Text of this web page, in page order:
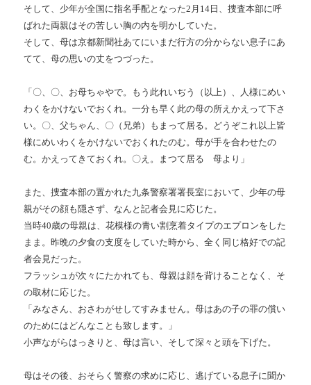
そして、少年が全国に指名手配となった2月14日、捜査本部に呼
ばれた両親はその苦しい胸の内を明かしていた。
そして、母は京都新聞社あてにいまだ行方の分からない息子にあ
てて、母の思いの丈をつづった。
「〇、〇、お母ちゃやで。もう此れいぢう（以上）、人様にめい
わくをかけないでおくれ。一分も早く此の母の所えかえって下さ
い。〇、父ちゃん、〇（兄弟）もまって居る。どうぞこれ以上皆
様にめいわくをかけないでおくれたのむ。母が手を合わせたの
む。かえってきておくれ。〇え。まつて居る 母より」
また、捜査本部の置かれた九条警察署署長室において、少年の母
親がその顔も隠さず、なんと記者会見に応じた。
当時40歳の母親は、花模様の青い割烹着タイプのエプロンをした
まま。昨晩の夕食の支度をしていた時から、全く同じ格好での記
者会見だった。
フラッシュが次々にたかれても、母親は顔を背けることなく、そ
の取材に応じた。
「みなさん、おさわがせしてすみません。母はあの子の罪の償い
のためにはどんなことも致します。」
小声ながらはっきりと、母は言い、そして深々と頭を下げた。
母はその後、おそらく警察の求めに応じ、逃げている息子に聞か